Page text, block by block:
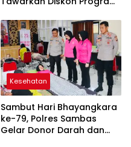
Kesehatan
Sambut Hari Bhayangkara
ke-79, Polres Sambas
Gelar Donor Darah dan